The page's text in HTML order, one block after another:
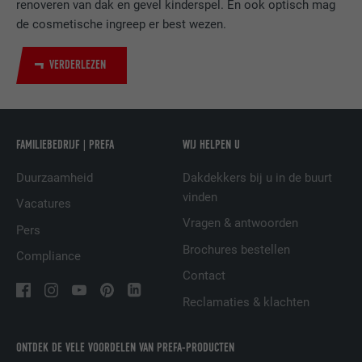
renoveren van dak en gevel kinderspel. En ook optisch mag
de cosmetische ingreep er best wezen.
VERDERLEZEN
ONTDEK DE VELE VOORDELEN VAN PREFA-PRODUCTEN
FAMILIEBEDRIJF | PREFA
Duurzaamheid
Vacatures
Pers
Compliance
WIJ HELPEN U
Dakdekkers bij u in de buurt
vinden
Vragen & antwoorden
Brochures bestellen
Contact
Reclamaties & klachten
van ingebedde diensten.
NAAM
VERVALTIJD
DOEL
Wordt gebruikt om bezoekers op meerdere
websites te volgen, om op basis van de
reclame te presenteren.
NAAM lidc
VERVALTIJD 1 dag